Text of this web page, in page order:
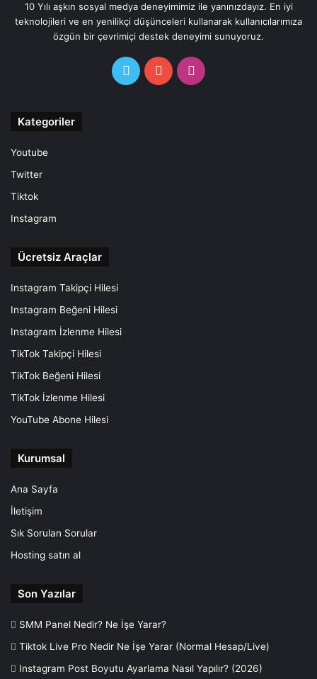
10 Yılı aşkın sosyal medya deneyimimiz ile yanınızdayız. En iyi
teknolojileri ve en yenilikçi düşünceleri kullanarak kullanıcılarımıza
özgün bir çevrimiçi destek deneyimi sunuyoruz.
TwitterYouTubeInstagram
Kategoriler
Youtube
Twitter
Tiktok
Instagram
Ücretsiz Araçlar
Instagram Takipçi Hilesi
Instagram Beğeni Hilesi
Instagram İzlenme Hilesi
TikTok Takipçi Hilesi
TikTok Beğeni Hilesi
TikTok İzlenme Hilesi
YouTube Abone Hilesi
Kurumsal
Ana Sayfa
İletişim
Sık Sorulan Sorular
Hosting satın al
Son Yazılar
SMM Panel Nedir? Ne İşe Yarar?
Tiktok Live Pro Nedir Ne İşe Yarar (Normal Hesap/Live)
Instagram Post Boyutu Ayarlama Nasıl Yapılır? (2026)